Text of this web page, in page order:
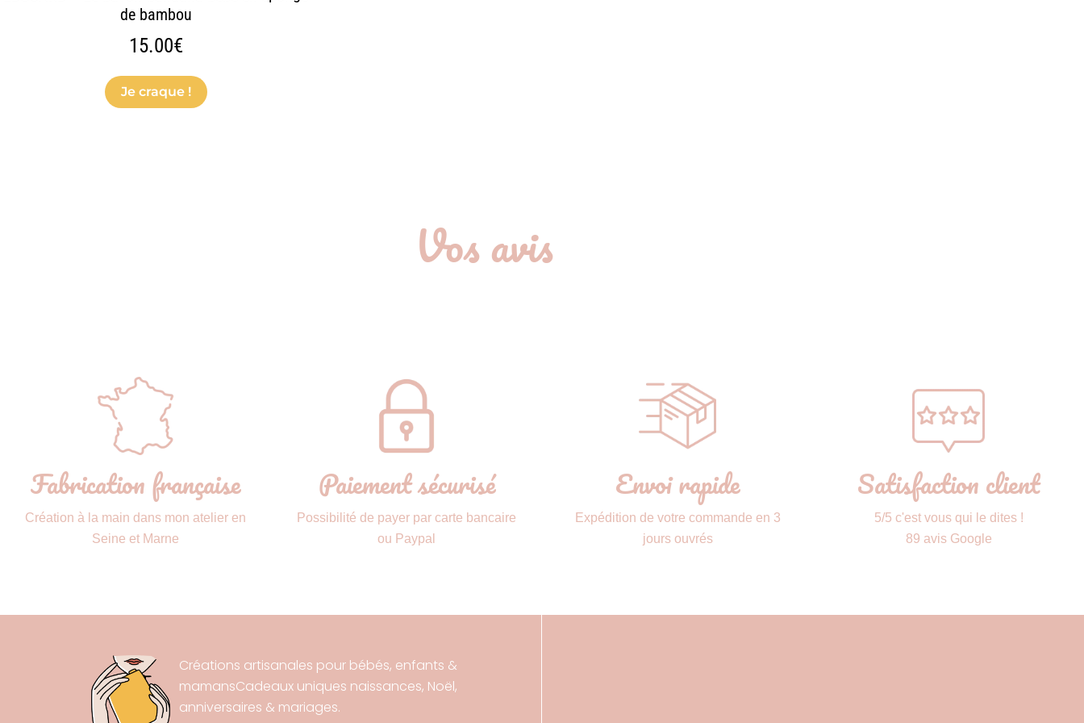
de bambou
15.00€
Je craque !
Vos avis
Fabrication française
Création à la main dans mon atelier en
Seine et Marne
Paiement sécurisé
Possibilité de payer par carte bancaire
ou Paypal
Envoi rapide
Expédition de votre commande en 3
jours ouvrés
Satisfaction client
5/5 c'est vous qui le dites !
89 avis Google
Créations artisanales pour bébés, enfants &
mamansCadeaux uniques naissances, Noël,
anniversaires & mariages.